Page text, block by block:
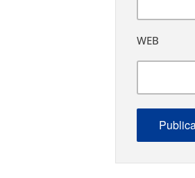
WEB